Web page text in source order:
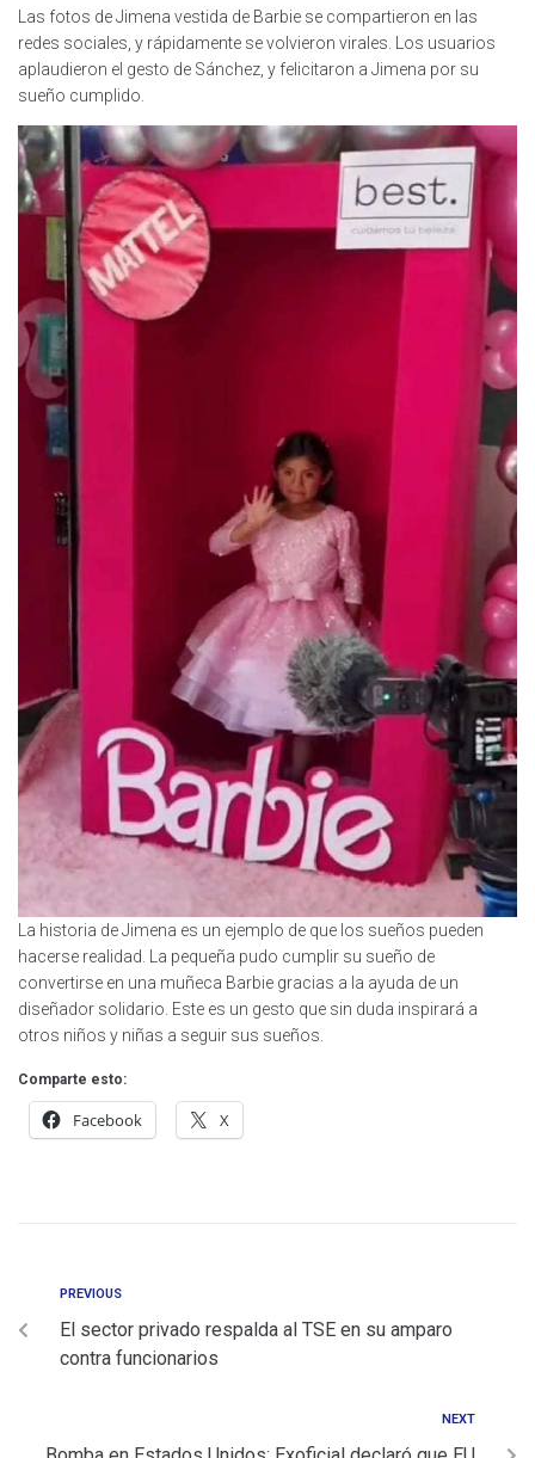
Las fotos de Jimena vestida de Barbie se compartieron en las
redes sociales, y rápidamente se volvieron virales. Los usuarios
aplaudieron el gesto de Sánchez, y felicitaron a Jimena por su
sueño cumplido.
La historia de Jimena es un ejemplo de que los sueños pueden
hacerse realidad. La pequeña pudo cumplir su sueño de
convertirse en una muñeca Barbie gracias a la ayuda de un
diseñador solidario. Este es un gesto que sin duda inspirará a
otros niños y niñas a seguir sus sueños.
Comparte esto:
Facebook X
PREVIOUS
El sector privado respalda al TSE en su amparo
contra funcionarios
NEXT